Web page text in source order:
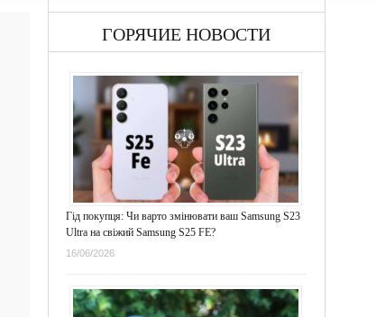
ГОРЯЧИЕ НОВОСТИ
Гід покупця: Чи варто змінювати ваш Samsung S23
Ultra на свіжий Samsung S25 FE?
16/06/2026